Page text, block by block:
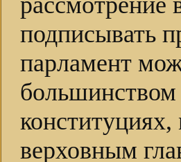
подписывать
парламент
верховным